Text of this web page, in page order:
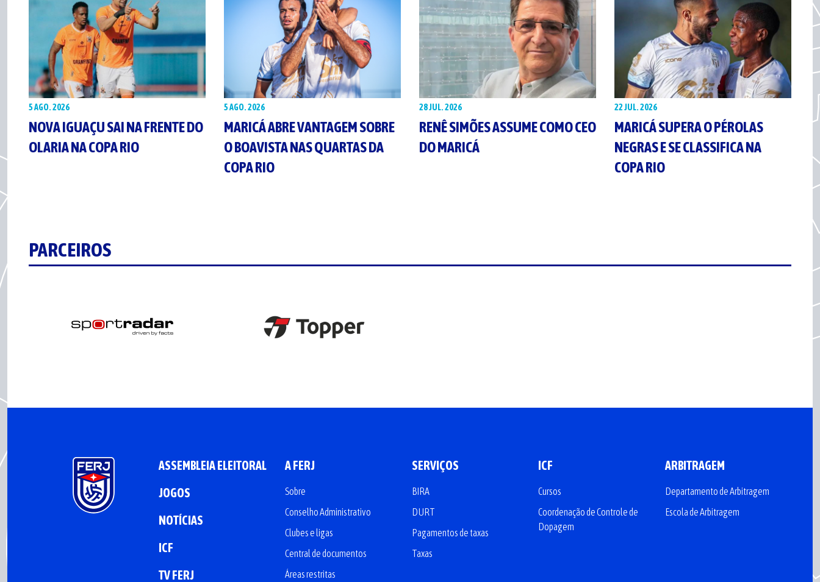
5 AGO. 2026
NOVA IGUAÇU SAI NA FRENTE DO
OLARIA NA COPA RIO
5 AGO. 2026
MARICÁ ABRE VANTAGEM SOBRE
O BOAVISTA NAS QUARTAS DA
COPA RIO
28 JUL. 2026
RENÊ SIMÕES ASSUME COMO CEO
DO MARICÁ
22 JUL. 2026
MARICÁ SUPERA O PÉROLAS
NEGRAS E SE CLASSIFICA NA
COPA RIO
PARCEIROS
ASSEMBLEIA ELEITORAL
JOGOS
NOTÍCIAS
ICF
TV FERJ
A FERJ
Sobre
Conselho Administrativo
Clubes e ligas
Central de documentos
Áreas restritas
SERVIÇOS
BIRA
DURT
Pagamentos de taxas
Taxas
ICF
Cursos
Coordenação de Controle de
Dopagem
ARBITRAGEM
Departamento de Arbitragem
Escola de Arbitragem